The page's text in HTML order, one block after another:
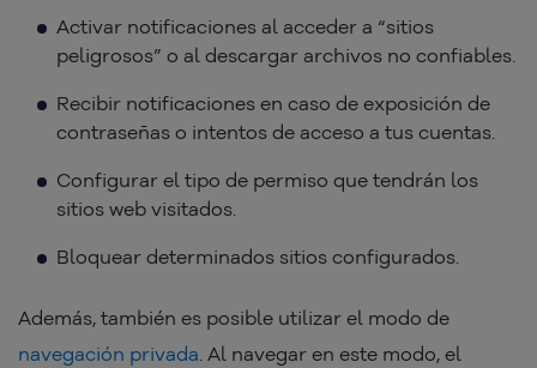
Activar notificaciones al acceder a “sitios
peligrosos” o al descargar archivos no confiables.
Recibir notificaciones en caso de exposición de
contraseñas o intentos de acceso a tus cuentas.
Configurar el tipo de permiso que tendrán los
sitios web visitados.
Bloquear determinados sitios configurados.
Además, también es posible utilizar el modo de
navegación privada. Al navegar en este modo, el